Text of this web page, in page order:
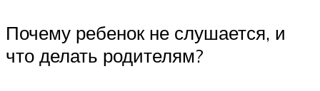
Почему ребенок не слушается, и
что делать родителям?